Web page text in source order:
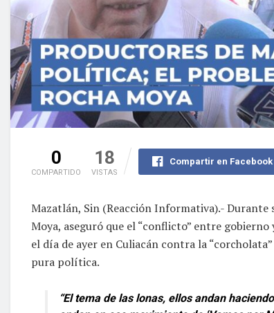
0
COMPARTIDO
18
VISTAS
Compartir en Facebook
Mazatlán, Sin (Reacción Informativa).- Durante
Moya, aseguró que el “conflicto” entre
el día de ayer en Culiacán contra la
pura política.
“El tema de las lonas, ellos andan